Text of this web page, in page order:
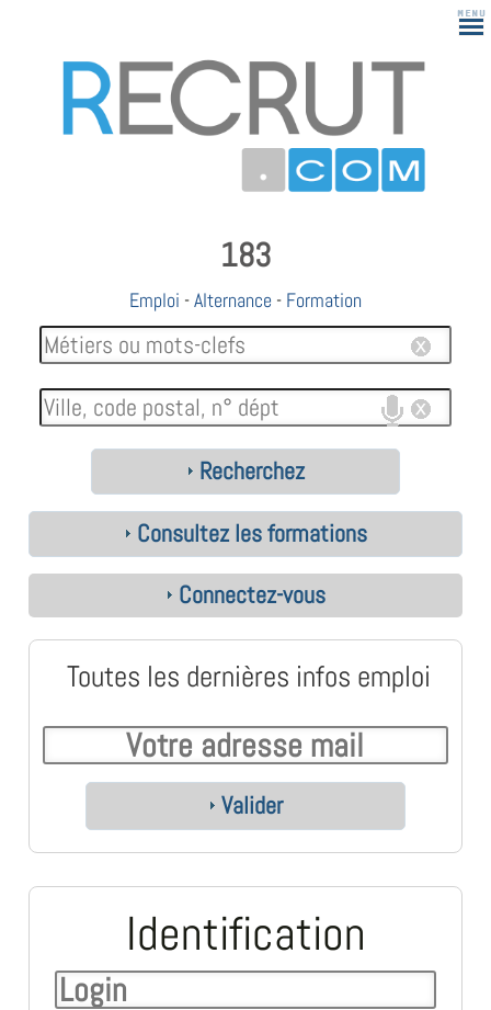
183
Emploi -Alternance - Formation
Recherchez
Consultez les formations
Connectez-vous
Toutes les dernières infos emploi
Valider
Identification